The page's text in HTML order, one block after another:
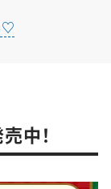
♡
中！